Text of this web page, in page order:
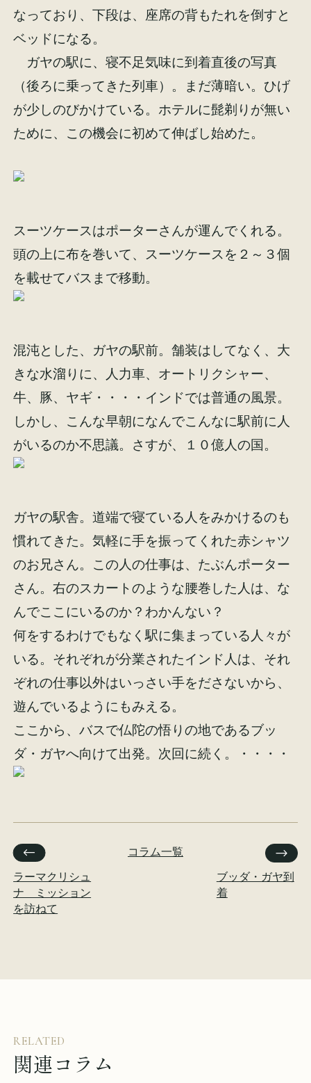
なっており、下段は、座席の背もたれを倒すと
ベッドになる。
ガヤの駅に、寝不足気味に到着直後の写真
（後ろに乗ってきた列車）。まだ薄暗い。ひげ
が少しのびかけている。ホテルに髭剃りが無い
ために、この機会に初めて伸ばし始めた。
スーツケースはポーターさんが運んでくれる。
頭の上に布を巻いて、スーツケースを２～３個
を載せてバスまで移動。
混沌とした、ガヤの駅前。舗装はしてなく、大
きな水溜りに、人力車、オートリクシャー、
牛、豚、ヤギ・・・・インドでは普通の風景。
しかし、こんな早朝になんでこんなに駅前に人
がいるのか不思議。さすが、１０億人の国。
ガヤの駅舎。道端で寝ている人をみかけるのも
慣れてきた。気軽に手を振ってくれた赤シャツ
のお兄さん。この人の仕事は、たぶんポーター
さん。右のスカートのような腰巻した人は、な
んでここにいるのか？わかんない？
何をするわけでもなく駅に集まっている人々が
いる。それぞれが分業されたインド人は、それ
ぞれの仕事以外はいっさい手をださないから、
遊んでいるようにもみえる。
ここから、バスで仏陀の悟りの地であるブッ
ダ・ガヤへ向けて出発。次回に続く。・・・・
ラーマクリシュ
ナ ミッション
を訪ねて
コラム一覧
ブッダ・ガヤ到
着
RELATED
関連コラム
会社概要
スタッフ紹介
家づくりコラム
オンラインショップ
お問い合わせ